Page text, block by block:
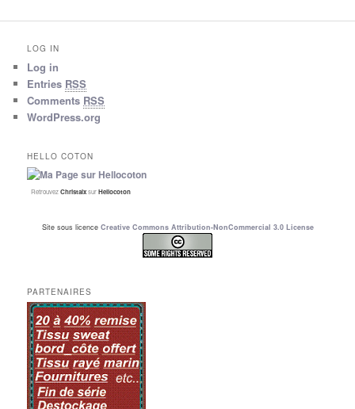
LOG IN
Log in
Entries RSS
Comments RSS
WordPress.org
HELLO COTON
RetrouvezChristalxsurHellocoton
Site sous licence Creative Commons Attribution-NonCommercial 3.0 License
PARTENAIRES